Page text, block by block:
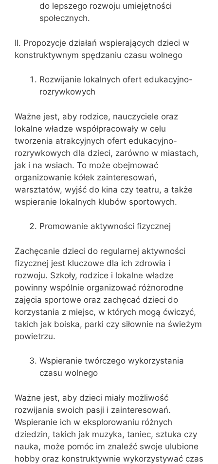
do lepszego rozwoju umiejętności
społecznych.
II. Propozycje działań wspierających dzieci w
konstruktywnym spędzaniu czasu wolnego
Rozwijanie lokalnych ofert edukacyjno-
rozrywkowych
Ważne jest, aby rodzice, nauczyciele oraz
lokalne władze współpracowały w celu
tworzenia atrakcyjnych ofert edukacyjno-
rozrywkowych dla dzieci, zarówno w miastach,
jak i na wsiach. To może obejmować
organizowanie kółek zainteresowań,
warsztatów, wyjść do kina czy teatru, a także
wspieranie lokalnych klubów sportowych.
Promowanie aktywności fizycznej
Zachęcanie dzieci do regularnej aktywności
fizycznej jest kluczowe dla ich zdrowia i
rozwoju. Szkoły, rodzice i lokalne władze
powinny wspólnie organizować różnorodne
zajęcia sportowe oraz zachęcać dzieci do
korzystania z miejsc, w których mogą ćwiczyć,
takich jak boiska, parki czy siłownie na świeżym
powietrzu.
Wspieranie twórczego wykorzystania
czasu wolnego
Ważne jest, aby dzieci miały możliwość
rozwijania swoich pasji i zainteresowań.
Wspieranie ich w eksplorowaniu różnych
dziedzin, takich jak muzyka, taniec, sztuka czy
nauka, może pomóc im znaleźć swoje ulubione
hobby oraz konstruktywnie wykorzystywać czas